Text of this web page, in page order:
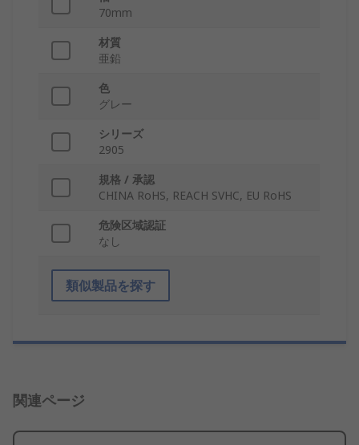
70mm
材質
亜鉛
色
グレー
シリーズ
2905
規格 / 承認
CHINA RoHS, REACH SVHC, EU RoHS
危険区域認証
なし
類似製品を探す
関連ページ